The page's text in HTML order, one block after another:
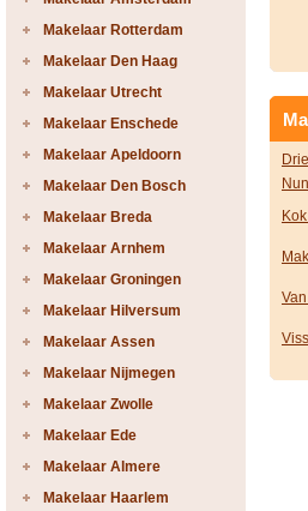
Makelaar Rotterdam
Makelaar Den Haag
Makelaar Utrecht
Makelaar Enschede
Makelaar Apeldoorn
Makelaar Den Bosch
Makelaar Breda
Makelaar Arnhem
Makelaar Groningen
Makelaar Hilversum
Makelaar Assen
Makelaar Nijmegen
Makelaar Zwolle
Makelaar Ede
Makelaar Almere
Makelaar Haarlem